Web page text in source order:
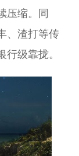
压缩。同
、渣打等传
级靠拢。